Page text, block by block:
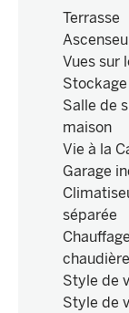
Terrasse
Vues sur
Stockage
Salle de
maison
Vie à la
Garage
séparée
Style de
Style de